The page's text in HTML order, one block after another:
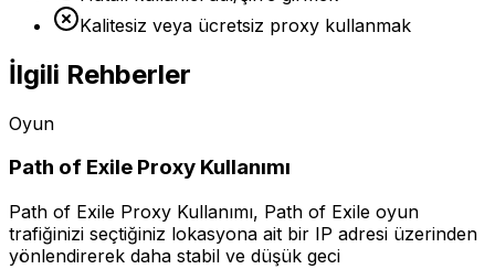
Kalitesiz veya ücretsiz proxy kullanmak
İlgili Rehberler
Oyun
Path of Exile Proxy Kullanımı
Path of Exile Proxy Kullanımı, Path of Exile oyun
trafiğinizi seçtiğiniz lokasyona ait bir IP adresi üzerinden
yönlendirerek daha stabil ve düşük geci